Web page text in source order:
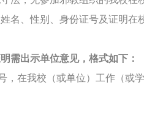
名、性别、身份证号及证明
需出示单位意见，格式如下：
，在我校（或单位）工作（或